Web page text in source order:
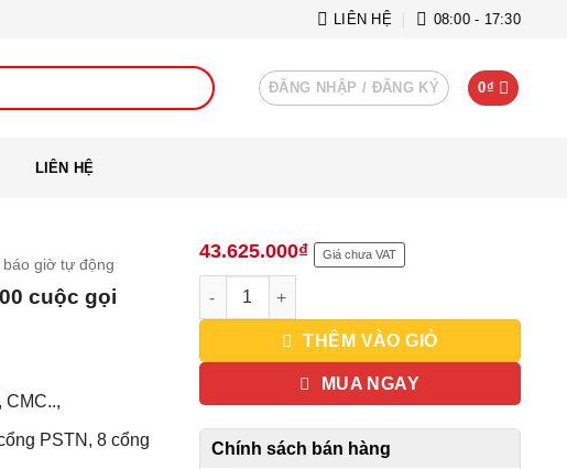
LIÊN HỆ 08:00 - 17:30
ĐĂNG NHẬP / ĐĂNG KÝ 0₫
LIÊN HỆ
báo giờ tự động
cuộc gọi
CMC..,
PSTN, 8 cổng
43.625.000₫ Giá chưa VAT
Tổng đài IP UCM6308A - 1500 máy lẻ và 200
THÊM VÀO GIỎ
MUA NGAY
Chính sách bán hàng